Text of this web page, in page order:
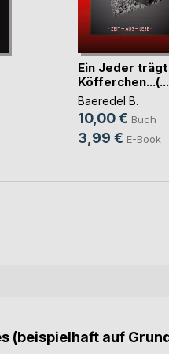
Ein Jeder
Baeredel B.
10,00 € Buch
3,99 € E-Book
(beispielhaft auf